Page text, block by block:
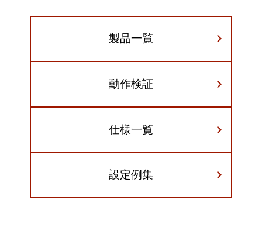
製品一覧
動作検証
仕様一覧
設定例集